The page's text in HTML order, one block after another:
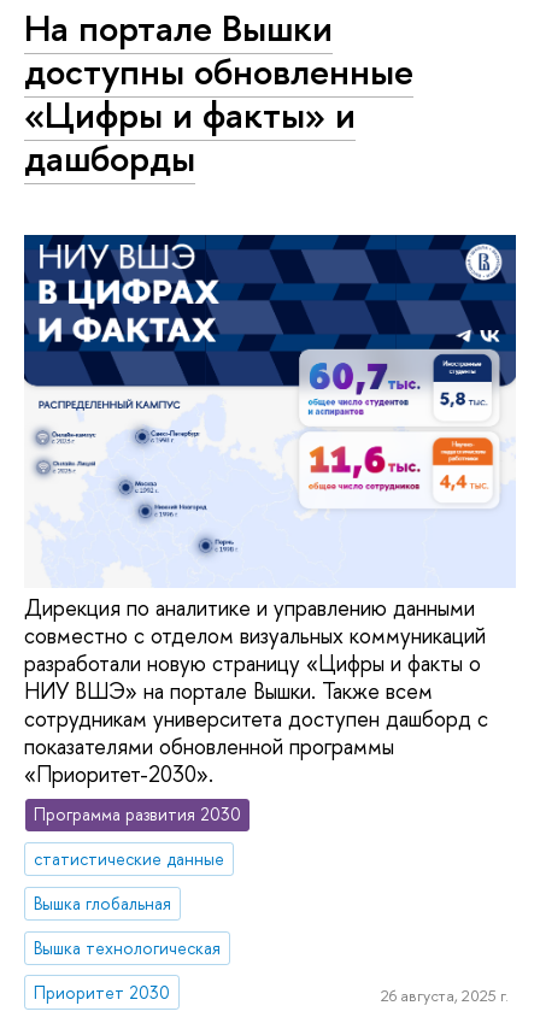
На портале Вышки
доступны обновленные
«Цифры и факты» и
дашборды
Дирекция по аналитике и управлению данными
совместно с отделом визуальных коммуникаций
разработали новую страницу «Цифры и факты о
НИУ ВШЭ» на портале Вышки. Также всем
сотрудникам университета доступен дашборд с
показателями обновленной программы
«Приоритет-2030».
Программа развития 2030
статистические данные
Вышка глобальная
Вышка технологическая
Приоритет 2030
26 августа, 2025 г.